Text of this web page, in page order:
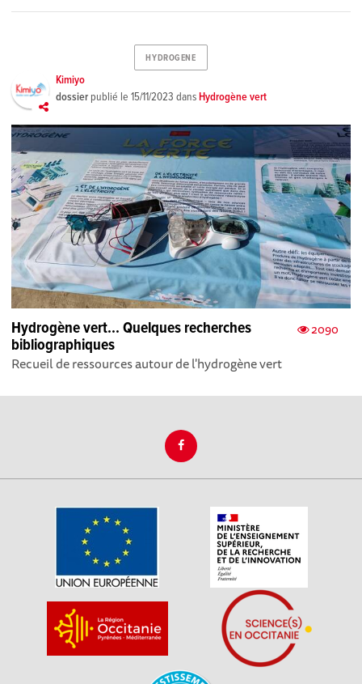
HYDROGENE
Kimiyo
dossier publié le15/11/2023 dansHydrogène vert
2090
Hydrogène vert... Quelques recherches
bibliographiques
Recueil de ressources autour de l'hydrogène vert